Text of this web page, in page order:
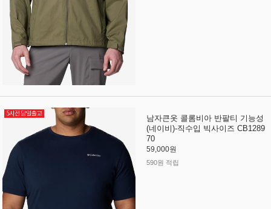
남자큰옷 콜롬비아 반팔티 기능성
(네이비)-직수입 빅사이즈 CB1289
70
59,000원
590원 적립